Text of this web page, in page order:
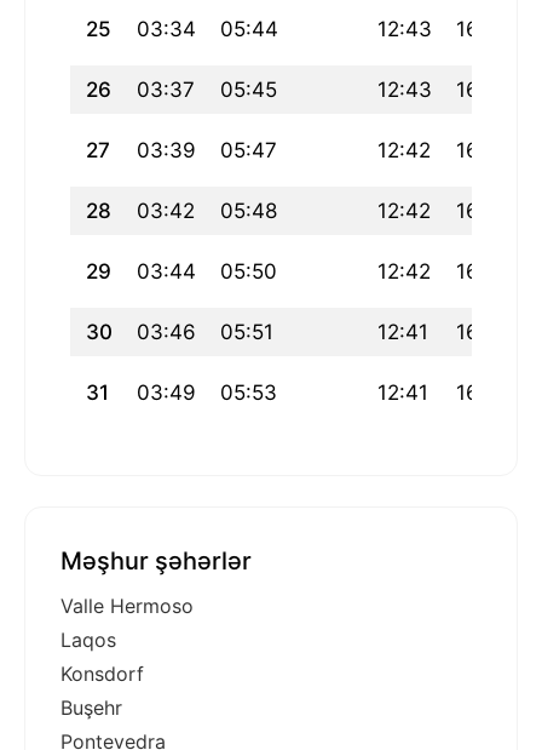
25 03:34 05:44 12:43 16:33
26 03:37 05:45 12:43 16:32
27 03:39 05:47 12:42 16:30
28 03:42 05:48 12:42 16:29
29 03:44 05:50 12:42 16:28
30 03:46 05:51 12:41 16:26
31 03:49 05:53 12:41 16:25
Məşhur şəhərlər
Valle Hermoso
Laqos
Konsdorf
Buşehr
Pontevedra